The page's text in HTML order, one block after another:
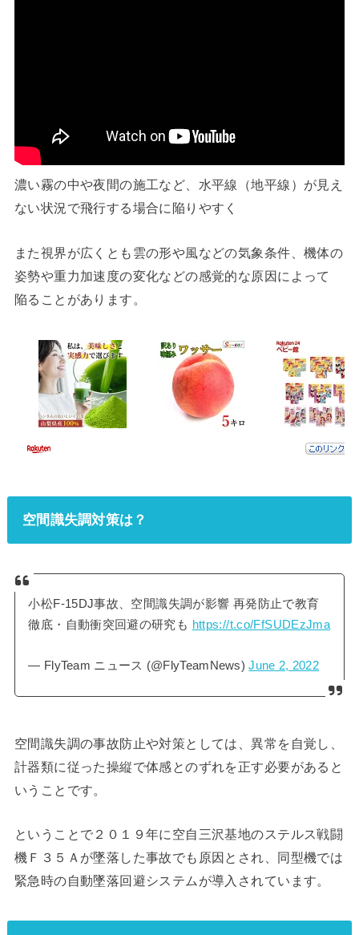
濃い霧の中や夜間の施工など、水平線（地平線）が見え
ない状況で飛行する場合に陥りやすく
また視界が広くとも雲の形や風などの気象条件、機体の
姿勢や重力加速度の変化などの感覚的な原因によって
陥ることがあります。
空間識失調対策は？
小松F-15DJ事故、空間識失調が影響 再発防止で教育
徹底・自動衝突回避の研究も https://t.co/FfSUDEzJma
— FlyTeam ニュース (@FlyTeamNews)June 2, 2022
空間識失調の事故防止や対策としては、異常を自覚し、
計器類に従った操縦で体感とのずれを正す必要があると
いうことです。
ということで２０１９年に空自三沢基地のステルス戦闘
機Ｆ３５Ａが墜落した事故でも原因とされ、同型機では
緊急時の自動墜落回避システムが導入されています。